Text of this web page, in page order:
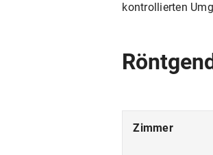
kontrollierten
Zimmer